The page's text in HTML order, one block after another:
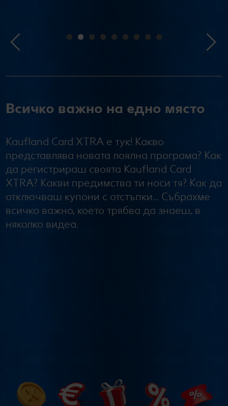
Всичко важно на едно място
Kaufland Card XTRA е тук! Какво
представлява новата лоялна програма? Как
да регистрираш своята Kaufland Card
XTRA? Какви предимства ти носи тя? Как да
отключваш купони с отстъпки… Събрахме
всичко важно, което трябва да знаеш, в
няколко видеа.